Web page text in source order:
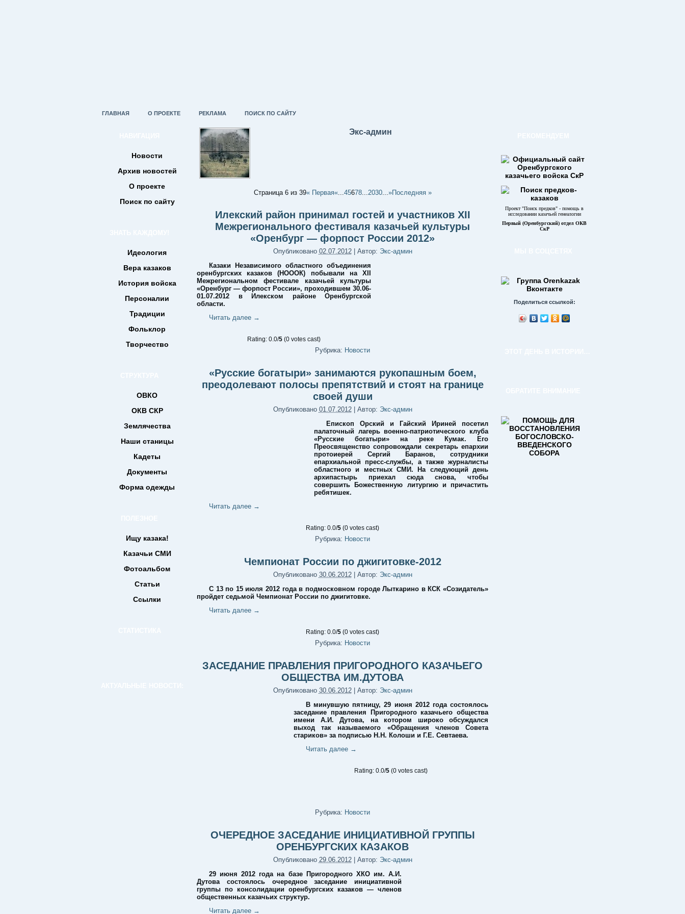
ГЛАВНАЯ О ПРОЕКТЕ РЕКЛАМА ПОИСК ПО САЙТУ
Новости
Архив новостей
О проекте
Поиск по сайту
Идеология
Вера казаков
История войска
Персоналии
Традиции
Фольклор
Творчество
ОВКО
ОКВ СКР
Землячества
Наши станицы
Кадеты
Документы
Форма одежды
Ищу казака!
Казачьи СМИ
Фотоальбом
Статьи
Ссылки
Экс-админ
Страница 6 из 39« Первая«...45678...2030...»Последняя »
Илекский район принимал гостей и участников XII
Межрегионального фестиваля казачьей культуры
«Оренбург — форпост России 2012»
Опубликовано 02.07.2012| Автор: Экс-админ
Казаки Независимого областного объединения
оренбургских казаков (НОООК) побывали на XII
Межрегиональном фестивале казачьей культуры
«Оренбург — форпост России», проходившем 30.06-
01.07.2012 в Илекском районе Оренбургской
области.
Читать далее →
Rating: 0.0/5 (0 votes cast)
Рубрика: Новости
«Русские богатыри» занимаются рукопашным боем,
преодолевают полосы препятствий и стоят на границе
своей души
Опубликовано 01.07.2012| Автор: Экс-админ
Епископ Орский и Гайский Ириней посетил
палаточный лагерь военно-патриотического клуба
«Русские богатыри» на реке Кумак. Его
Преосвященство сопровождали секретарь епархии
протоиерей Сергий Баранов, сотрудники
епархиальной пресс-службы, а также журналисты
областного и местных СМИ. На следующий день
архипастырь приехал сюда снова, чтобы
совершить Божественную литургию и причастить
ребятишек.
Читать далее →
Rating: 0.0/5 (0 votes cast)
Рубрика: Новости
Чемпионат России по джигитовке-2012
Опубликовано 30.06.2012| Автор: Экс-админ
С 13 по 15 июля 2012 года в подмосковном городе Лыткарино в КСК «Созидатель»
пройдет седьмой Чемпионат России по джигитовке.
Читать далее →
Rating: 0.0/5 (0 votes cast)
Рубрика: Новости
ЗАСЕДАНИЕ ПРАВЛЕНИЯ ПРИГОРОДНОГО КАЗАЧЬЕГО
ОБЩЕСТВА ИМ.ДУТОВА
Опубликовано 30.06.2012| Автор: Экс-админ
В минувшую пятницу, 29 июня 2012 года состоялось
заседание правления Пригородного казачьего общества
имени А.И. Дутова, на котором широко обсуждался
выход так называемого «Обращения членов Совета
стариков» за подписью Н.Н. Колоши и Г.Е. Севтаева.
Читать далее →
Rating: 0.0/5 (0 votes cast)
Рубрика: Новости
ОЧЕРЕДНОЕ ЗАСЕДАНИЕ ИНИЦИАТИВНОЙ ГРУППЫ
ОРЕНБУРГСКИХ КАЗАКОВ
Опубликовано 29.06.2012| Автор: Экс-админ
29 июня 2012 года на базе Пригородного ХКО им. А.И.
Дутова состоялось очередное заседание инициативной
группы по консолидации оренбургских казаков — членов
общественных казачьих структур.
Читать далее →
Проект "Поиск предков" - помощь в
исследовании казачьей генеалогии
Первый (Оренбургский) отдел ОКВ
СкР
Поделиться ссылкой: